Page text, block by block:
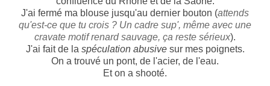
J'ai fermé ma blouse jusqu'au dernier bouton (attends
qu'est-ce que tu crois ? Un cadre sup', même avec une
cravate motif renard sauvage, ça reste sérieux).
J'ai fait de la spéculation abusivesur mes poignets.
On a trouvé un pont, de l'acier, de l'eau.
Et on a shooté.